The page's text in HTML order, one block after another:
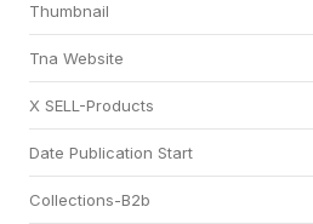
Thumbnail
Tna Website
X SELL-Products
Date Publication Start
Collections-B2b